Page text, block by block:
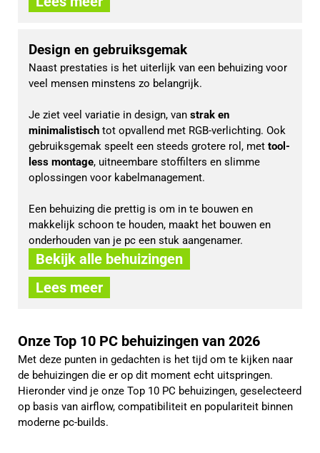
Design en gebruiksgemak
Naast prestaties is het uiterlijk van een behuizing voor
veel mensen minstens zo belangrijk.
Je ziet veel variatie in design, van strak en
minimalistisch tot opvallend met RGB-verlichting. Ook
gebruiksgemak speelt een steeds grotere rol, met tool-
less montage, uitneembare stoffilters en slimme
oplossingen voor kabelmanagement.
Een behuizing die prettig is om in te bouwen en
makkelijk schoon te houden, maakt het bouwen en
onderhouden van je pc een stuk aangenamer.
Bekijk alle behuizingen
Lees meer
Onze Top 10 PC behuizingen van 2026
Met deze punten in gedachten is het tijd om te kijken naar
de behuizingen die er op dit moment echt uitspringen.
Hieronder vind je onze Top 10 PC behuizingen, geselecteerd
op basis van airflow, compatibiliteit en populariteit binnen
moderne pc-builds.